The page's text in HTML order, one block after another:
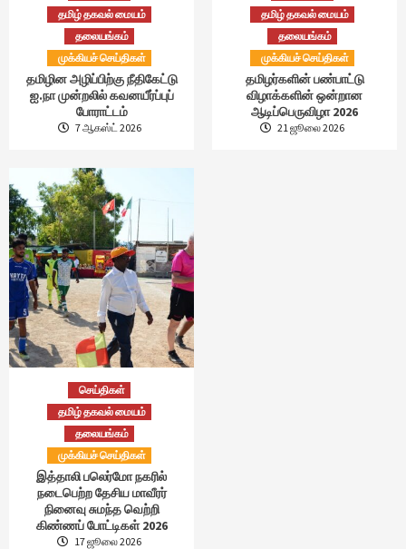
தமிழ் தகவல் மையம்
தலையங்கம்
முக்கியச் செய்திகள்
தமிழின அழிப்பிற்கு நீதிகேட்டு
ஐ.நா முன்றலில் கவனயீர்ப்புப்
போராட்டம்
7 ஆகஸ்ட் 2026
தமிழ் தகவல் மையம்
தலையங்கம்
முக்கியச் செய்திகள்
தமிழர்களின் பண்பாட்டு
விழாக்களின் ஒன்றான
ஆடிப்பெருவிழா 2026
21 ஜூலை 2026
செய்திகள்
தமிழ் தகவல் மையம்
தலையங்கம்
முக்கியச் செய்திகள்
இத்தாலி பலெர்மோ நகரில்
நடைபெற்ற தேசிய மாவீரர்
நினைவு சுமந்த வெற்றி
கிண்ணப் போட்டிகள் 2026
17 ஜூலை 2026